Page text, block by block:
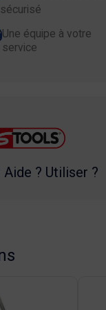
sécurisé
Une équipe à votre
service
Aide ? Utiliser ?